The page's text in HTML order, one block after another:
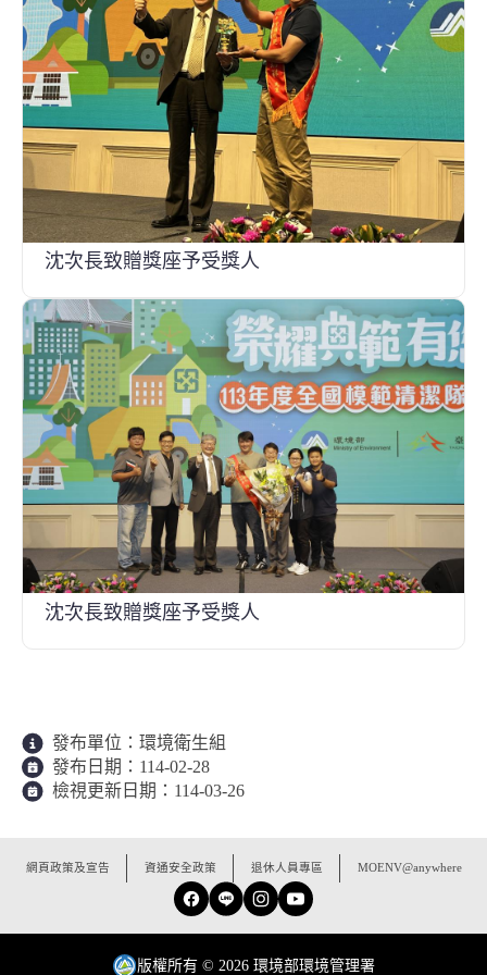
沈次長致贈獎座予受獎人
沈次長致贈獎座予受獎人
發布單位： 環境衛生組
發布日期： 114-02-28
檢視更新日期： 114-03-26
網頁政策及宣告 資通安全政策 退休人員專區 MOENV@anywhere
Facebook
LineInstagram
YouTube
版權所有 © 2026 環境部環境管理署